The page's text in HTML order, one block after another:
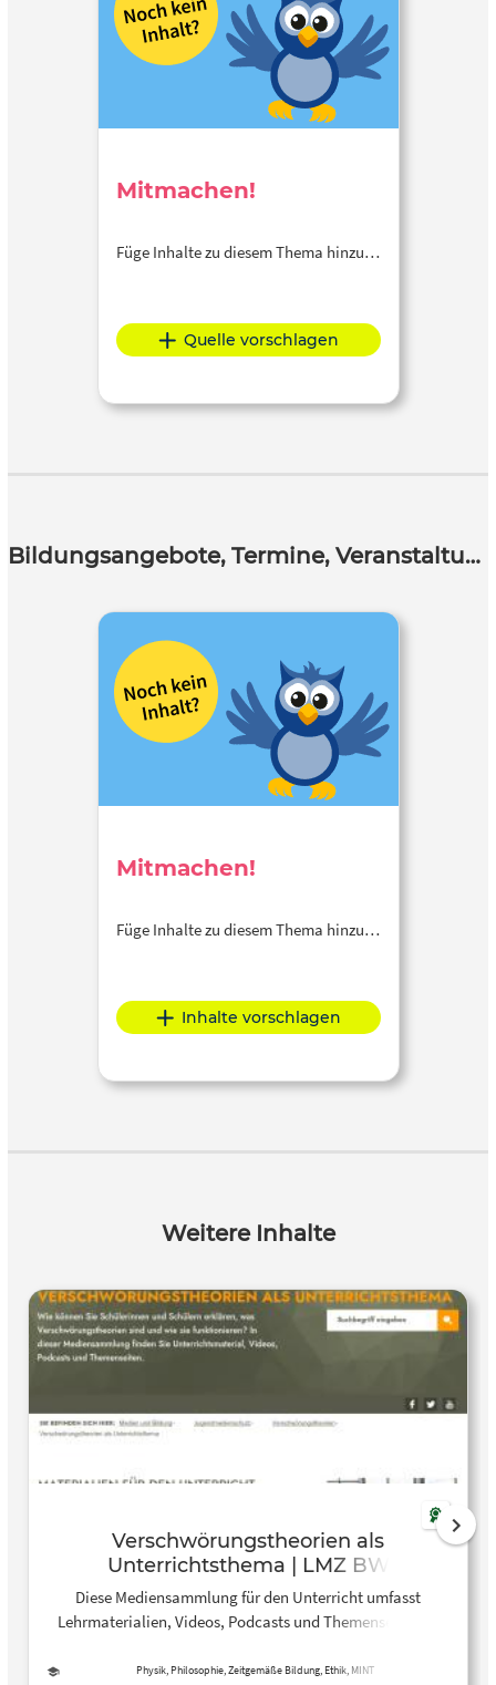
Mitmachen!
Füge Inhalte zu diesem Thema hinzu…
Quelle vorschlagen
Bildungsangebote, Termine, Veranstaltungen
Mitmachen!
Füge Inhalte zu diesem Thema hinzu…
Inhalte vorschlagen
Weitere Inhalte
Verschwörungstheorien als
Unterrichtsthema | LMZ BW
Diese Mediensammlung für den Unterricht umfasst
Lehrmaterialien, Videos, Podcasts und Themenseiten zu
Physik, Philosophie, Zeitgemäße Bildung, Ethik, MINT